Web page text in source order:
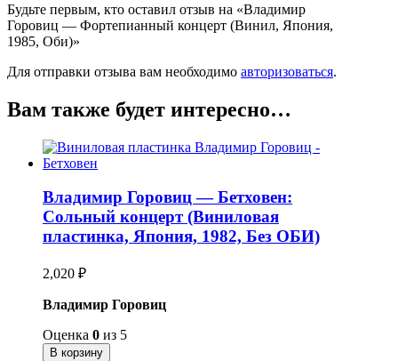
Будьте первым, кто оставил отзыв на «Владимир
Горовиц — Фортепианный концерт (Винил, Япония,
1985, Оби)»
Для отправки отзыва вам необходимо авторизоваться.
Вам также будет интересно…
Владимир Горовиц — Бетховен:
Сольный концерт (Виниловая
пластинка, Япония, 1982, Без ОБИ)
2,020 ₽
Владимир Горовиц
Оценка 0 из 5
В корзину